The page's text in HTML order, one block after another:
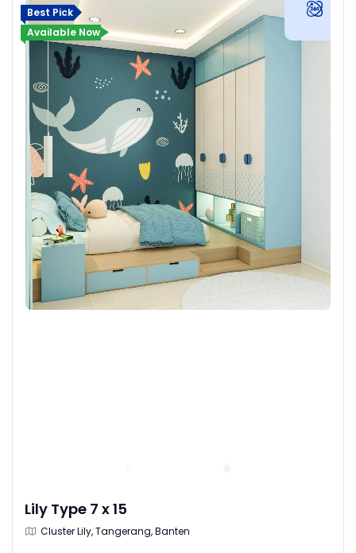
Best Pick
Available Now
Lily Type 7 x 15
Cluster Lily, Tangerang, Banten